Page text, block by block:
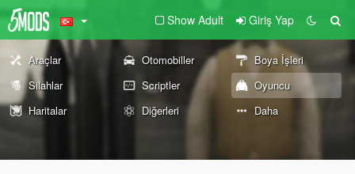
Show Adult Giriş Yap
Araçlar Otomobiller
Boya İşleri
Silahlar
Scriptler
Oyuncu
Haritalar
Diğerleri Daha